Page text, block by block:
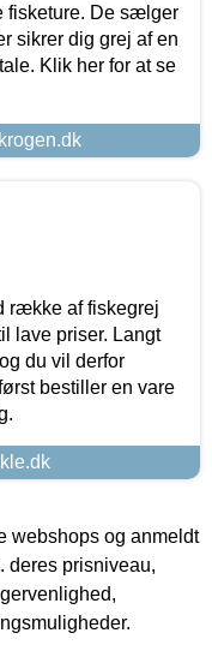
fisketure. De sælger
sikrer dig grej af en
Klik her for at se
række af fiskegrej
lave priser. Langt
du vil derfor
bestiller en vare
webshops og anmeldt
deres prisniveau,